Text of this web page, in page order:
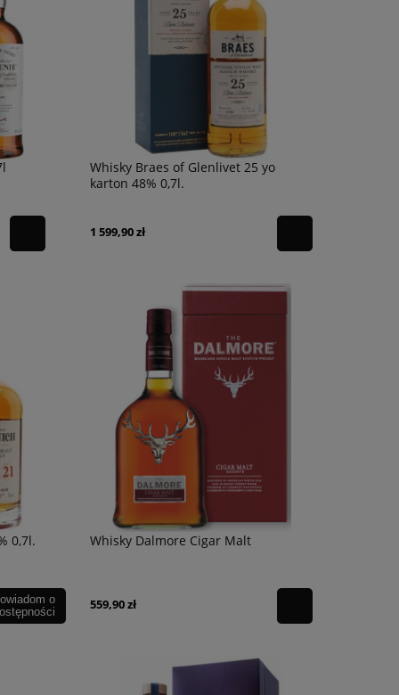
Whisky Braes of Glenlivet 25 yo
karton 48% 0,7l.
1 599,90 zł
0,7l.
o
Whisky Dalmore Cigar Malt
559,90 zł